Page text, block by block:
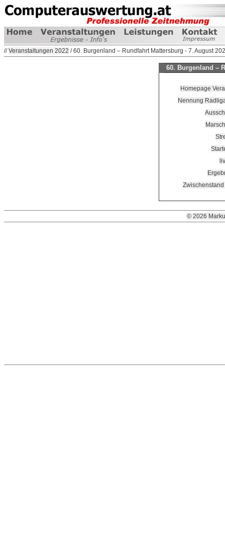
//Veranstaltungen 2022 / 60. Burgenland – Rundfahrt Mattersburg - 7. August
60. Burgenland –
Homepage
Nennung
© 2026